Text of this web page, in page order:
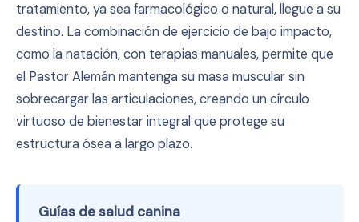
tratamiento, ya sea farmacológico o natural, llegue a su
destino. La combinación de ejercicio de bajo impacto,
como la natación, con terapias manuales, permite que
el Pastor Alemán mantenga su masa muscular sin
sobrecargar las articulaciones, creando un círculo
virtuoso de bienestar integral que protege su
estructura ósea a largo plazo.
Guías de salud canina